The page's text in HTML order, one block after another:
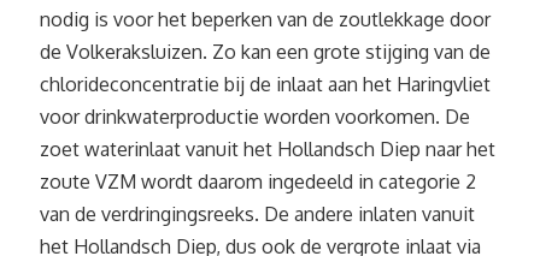
nodig is voor het beperken van de zoutlekkage door
de Volkeraksluizen. Zo kan een grote stijging van de
chlorideconcentratie bij de inlaat aan het Haringvliet
voor drinkwaterproductie worden voorkomen. De
zoet waterinlaat vanuit het Hollandsch Diep naar het
zoute VZM wordt daarom ingedeeld in categorie 2
van de verdringingsreeks. De andere inlaten vanuit
het Hollandsch Diep, dus ook de vergrote inlaat via